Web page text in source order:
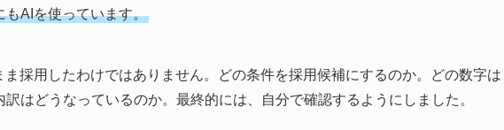
もAIを使っています。
採用したわけではありません。どの条件を採用候補にするのか。どの数字は
はどうなっているのか。最終的には、自分で確認するようにしました。